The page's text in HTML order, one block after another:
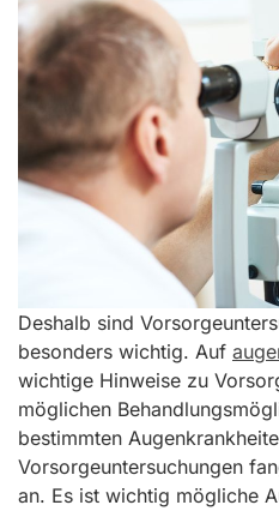
Deshalb sind
besonders wichtig. Auf
wichtige Hinweise zu
möglichen
bestimmten
Vorsorgeuntersuchungen
an. Es ist wichtig mögliche